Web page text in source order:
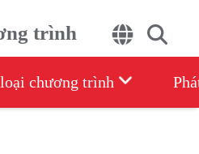
trình
chương trình